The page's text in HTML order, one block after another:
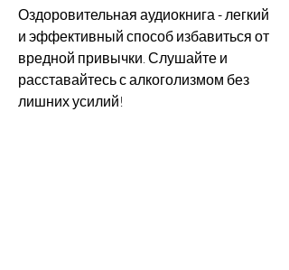
Оздоровительная аудиокнига - легкий
и эффективный способ избавиться от
вредной привычки. Слушайте и
расставайтесь с алкоголизмом без
лишних усилий!